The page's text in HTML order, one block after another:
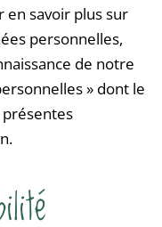
en savoir plus sur
personnelles,
de notre
» dont le